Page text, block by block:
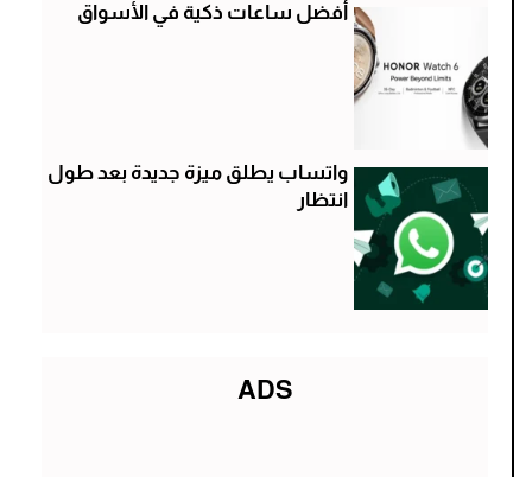
أفضل ساعات ذكية في الأسواق
واتساب يطلق ميزة جديدة بعد طول
انتظار
ADS